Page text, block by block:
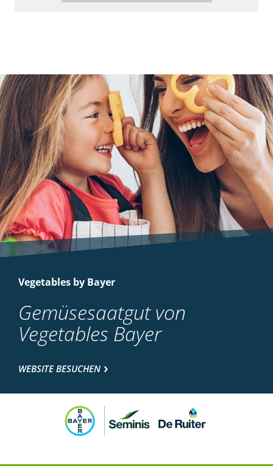
Vegetables by Bayer
Gemüsesaatgut von
Vegetables Bayer
WEBSITE BESUCHEN